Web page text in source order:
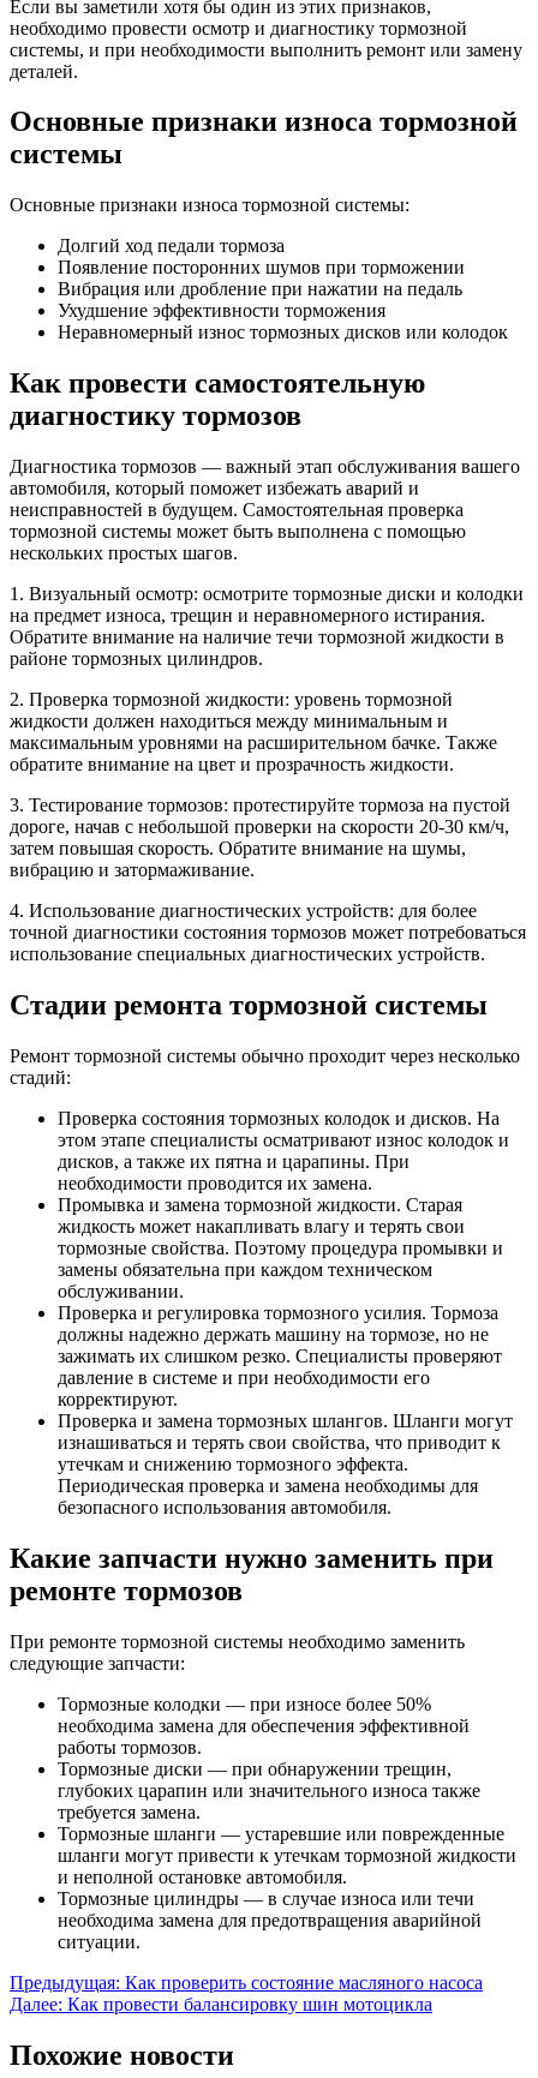
Если вы заметили хотя бы один из этих признаков,
необходимо провести осмотр и диагностику тормозной
системы, и при необходимости выполнить ремонт или замену
деталей.
Основные признаки износа тормозной
системы
Основные признаки износа тормозной системы:
Долгий ход педали тормоза
Появление посторонних шумов при торможении
Вибрация или дробление при нажатии на педаль
Ухудшение эффективности торможения
Неравномерный износ тормозных дисков или колодок
Как провести самостоятельную
диагностику тормозов
Диагностика тормозов — важный этап обслуживания вашего
автомобиля, который поможет избежать аварий и
неисправностей в будущем. Самостоятельная проверка
тормозной системы может быть выполнена с помощью
нескольких простых шагов.
1. Визуальный осмотр: осмотрите тормозные диски и колодки
на предмет износа, трещин и неравномерного истирания.
Обратите внимание на наличие течи тормозной жидкости в
районе тормозных цилиндров.
2. Проверка тормозной жидкости: уровень тормозной
жидкости должен находиться между минимальным и
максимальным уровнями на расширительном бачке. Также
обратите внимание на цвет и прозрачность жидкости.
3. Тестирование тормозов: протестируйте тормоза на пустой
дороге, начав с небольшой проверки на скорости 20-30 км/ч,
затем повышая скорость. Обратите внимание на шумы,
вибрацию и затормаживание.
4. Использование диагностических устройств: для более
точной диагностики состояния тормозов может потребоваться
использование специальных диагностических устройств.
Стадии ремонта тормозной системы
Ремонт тормозной системы обычно проходит через несколько
стадий:
Проверка состояния тормозных колодок и дисков. На
этом этапе специалисты осматривают износ колодок и
дисков, а также их пятна и царапины. При
необходимости проводится их замена.
Промывка и замена тормозной жидкости. Старая
жидкость может накапливать влагу и терять свои
тормозные свойства. Поэтому процедура промывки и
замены обязательна при каждом техническом
обслуживании.
Проверка и регулировка тормозного усилия. Тормоза
должны надежно держать машину на тормозе, но не
зажимать их слишком резко. Специалисты проверяют
давление в системе и при необходимости его
корректируют.
Проверка и замена тормозных шлангов. Шланги могут
изнашиваться и терять свои свойства, что приводит к
утечкам и снижению тормозного эффекта.
Периодическая проверка и замена необходимы для
безопасного использования автомобиля.
Какие запчасти нужно заменить при
ремонте тормозов
При ремонте тормозной системы необходимо заменить
следующие запчасти:
Тормозные колодки — при износе более 50%
необходима замена для обеспечения эффективной
работы тормозов.
Тормозные диски — при обнаружении трещин,
глубоких царапин или значительного износа также
требуется замена.
Тормозные шланги — устаревшие или поврежденные
шланги могут привести к утечкам тормозной жидкости
и неполной остановке автомобиля.
Тормозные цилиндры — в случае износа или течи
необходима замена для предотвращения аварийной
ситуации.
Навигация
по
записям
Предыдущая: Как проверить состояние масляного насоса
Далее: Как провести балансировку шин мотоцикла
Похожие новости